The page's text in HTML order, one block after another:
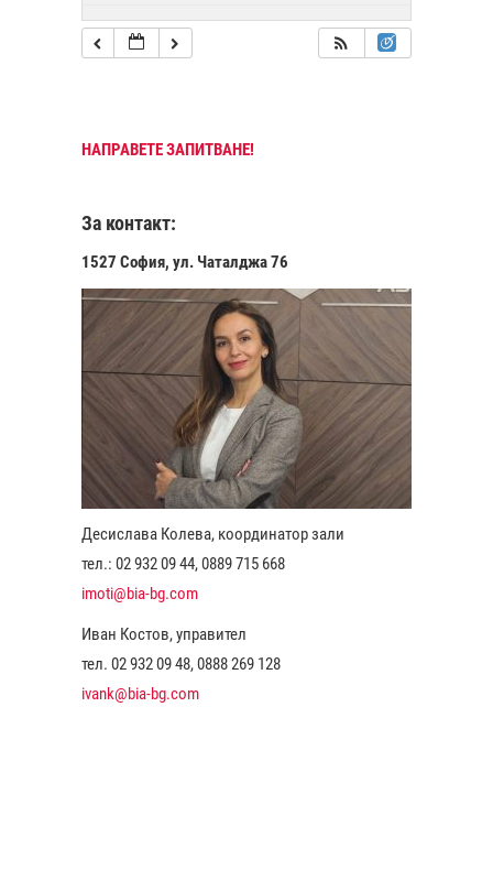
НАПРАВЕТЕ ЗАПИТВАНЕ!
За контакт:
1527 София, ул. Чаталджа 76
Десислава Колева, координатор зали
тел.: 02 932 09 44, 0889 715 668
imoti@bia-bg.com
Иван Костов, управител
тел. 02 932 09 48, 0888 269 128
ivank@bia-bg.com